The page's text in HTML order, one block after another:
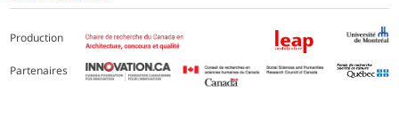
Production
Partenaires